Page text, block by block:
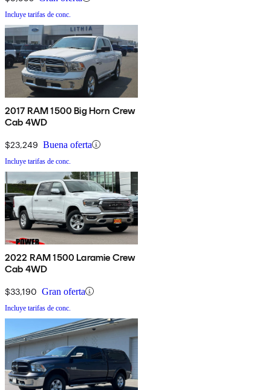
Incluye tarifas de conc.
2017 RAM 1500 Big Horn Crew
Cab 4WD
$23,249 Buena oferta
Incluye tarifas de conc.
2022 RAM 1500 Laramie Crew
Cab 4WD
$33,190 Gran oferta
Incluye tarifas de conc.